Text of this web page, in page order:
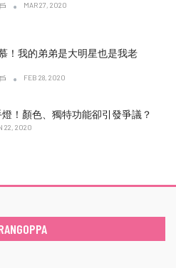
MAR 27, 2020
！我的弟弟是大明星也是我老
FEB 28, 2020
燈！顏色、獨特功能卻引發爭議？
22, 2020